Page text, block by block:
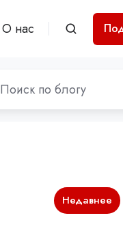
О нас
Недавнее